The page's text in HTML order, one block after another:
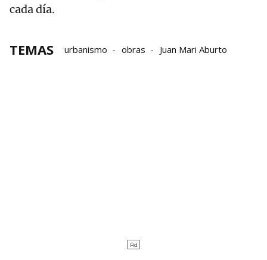
cada día.
TEMAS urbanismo obras Juan Mari Aburto